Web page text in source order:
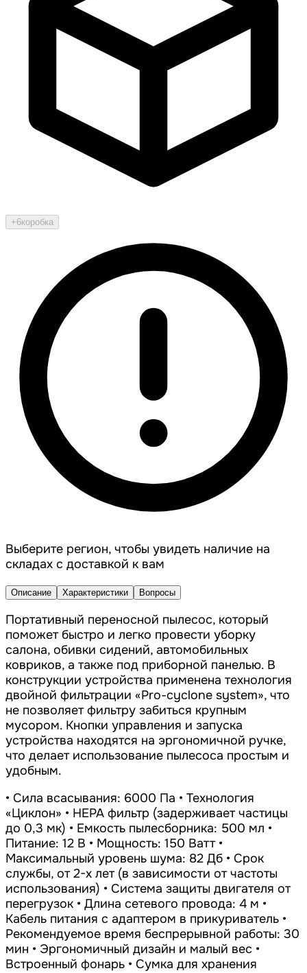
+6коробка
Выберите регион, чтобы увидеть наличие на
складах с доставкой к вам
Описание Характеристики Вопросы
Портативный переносной пылесос, который
поможет быстро и легко провести уборку
салона, обивки сидений, автомобильных
ковриков, а также под приборной панелью. В
конструкции устройства применена технология
двойной фильтрации «Pro-cyclone system», что
не позволяет фильтру забиться крупным
мусором. Кнопки управления и запуска
устройства находятся на эргономичной ручке,
что делает использование пылесоса простым и
удобным.
• Сила всасывания: 6000 Па • Технология
«Циклон» • HEPA фильтр (задерживает частицы
до 0,3 мк) • Емкость пылесборника: 500 мл •
Питание: 12 В • Мощность: 150 Ватт •
Максимальный уровень шума: 82 Дб • Срок
службы, от 2-х лет (в зависимости от частоты
использования) • Система защиты двигателя от
перегрузок • Длина сетевого провода: 4 м •
Кабель питания с адаптером в прикуриватель •
Рекомендуемое время беспрерывной работы: 30
мин • Эргономичный дизайн и малый вес •
Встроенный фонарь • Сумка для хранения